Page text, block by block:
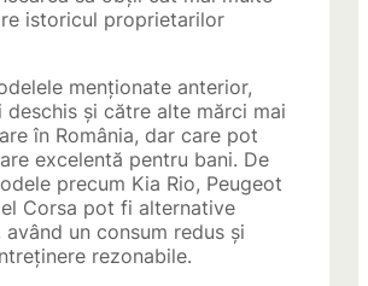
istoricul proprietarilor
menționate anterior,
deschis și către alte mărci mai
în România, dar care pot
excelentă pentru bani. De
precum Kia Rio, Peugeot
Corsa pot fi alternative
având un consum redus și
rezonabile.